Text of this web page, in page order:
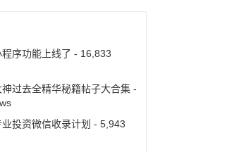
序功能上线了 - 16,833
过去全精华秘籍帖子大合集-
投资微信收录计划 - 5,943